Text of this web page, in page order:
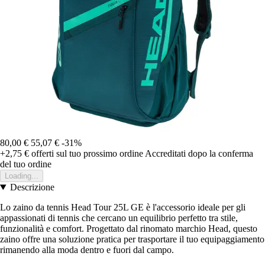
80,00 € 55,07 € -31%
+2,75 € offerti sul tuo prossimo ordine Accreditati dopo la conferma
del tuo ordine
Loading...
Descrizione
Lo zaino da tennis Head Tour 25L GE è l'accessorio ideale per gli
appassionati di tennis che cercano un equilibrio perfetto tra stile,
funzionalità e comfort. Progettato dal rinomato marchio Head, questo
zaino offre una soluzione pratica per trasportare il tuo equipaggiamento
rimanendo alla moda dentro e fuori dal campo.